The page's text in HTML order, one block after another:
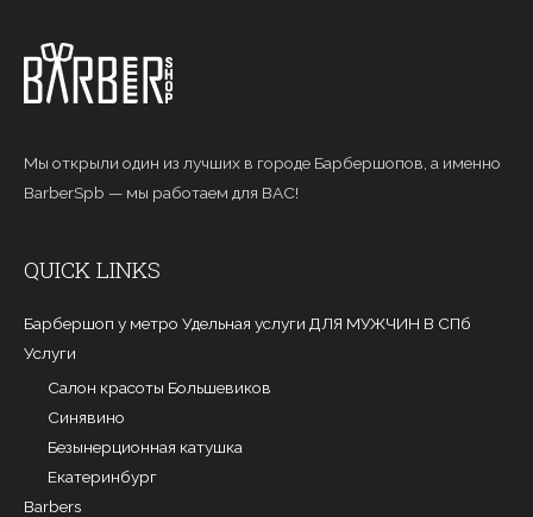
Мы открыли один из лучших в городе Барбершопов, а именно
BarberSpb — мы работаем для ВАС!
QUICK LINKS
Барбершоп у метро Удельная услуги ДЛЯ МУЖЧИН В СПб
Услуги
Салон красоты Большевиков
Синявино
Безынерционная катушка
Екатеринбург
Barbers